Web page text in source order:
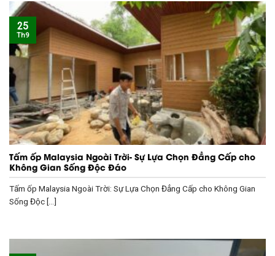
Tấm ốp Malaysia Ngoài Trời- Sự Lựa Chọn Đẳng Cấp cho
Không Gian Sống Độc Đáo
Tấm ốp Malaysia Ngoài Trời: Sự Lựa Chọn Đẳng Cấp cho Không Gian
Sống Độc [...]
25
Th9